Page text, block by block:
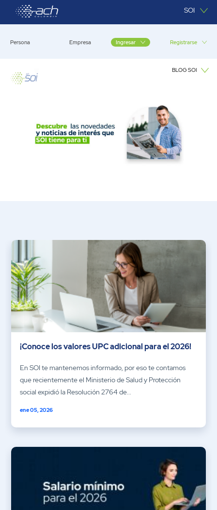
Saltar al contenido principal SOI
Persona Empresa Ingresar Registrarse
BLOG SOI
¡Conoce los valores UPC adicional para el 2026!
En SOI te mantenemos informado, por eso te contamos
que recientemente el Ministerio de Salud y Protección
social expidió la Resolución 2764 de...
ene 05, 2026